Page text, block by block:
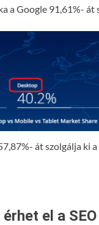
a Google 91,61%- át
át szolgálja ki
el a